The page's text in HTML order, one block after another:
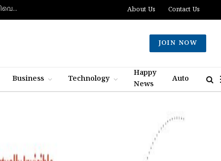
ഖാംനഇയുമായുള്ള ആശയവിനിമയം വളരെ ദുഷ്‌കരമെന്ന്പെസെഷ്‌കിയാന്‍, രാജിവെക്കില്ലെന്നും പ്രസിഡന്റ് About Us Contact Us
JOIN NOW
Business Technology
Happy
News
Auto